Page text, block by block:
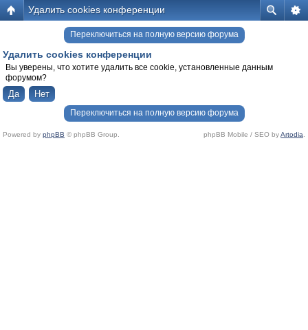
Удалить cookies конференции
Переключиться на полную версию форума
Удалить cookies конференции
Вы уверены, что хотите удалить все cookie, установленные данным
форумом?
Переключиться на полную версию форума
Powered by phpBB © phpBB Group. phpBB Mobile / SEO byArtodia